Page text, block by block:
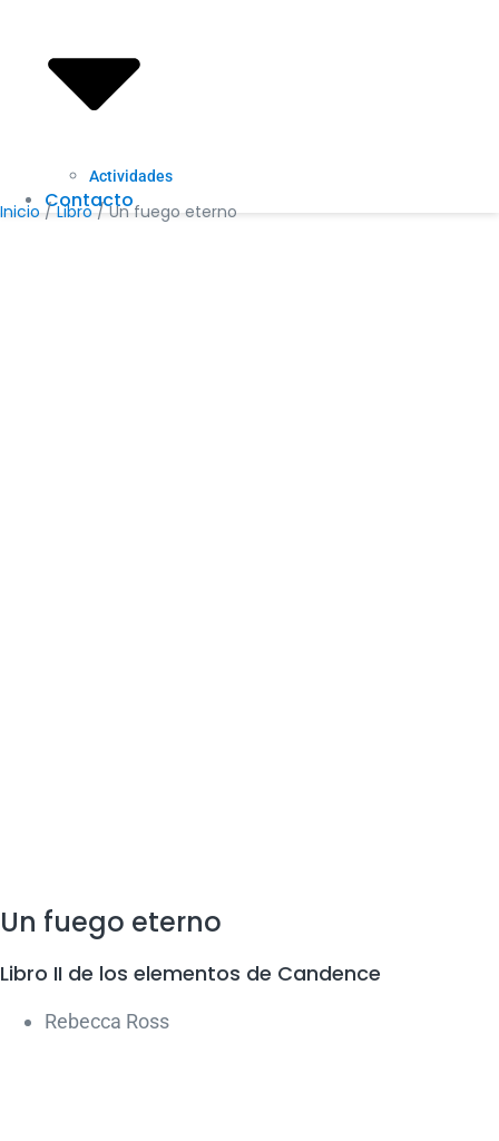
Actividades
Contacto
Inicio /Libro/ Un fuego eterno
Un fuego eterno
Libro II de los elementos de Candence
Rebecca Ross